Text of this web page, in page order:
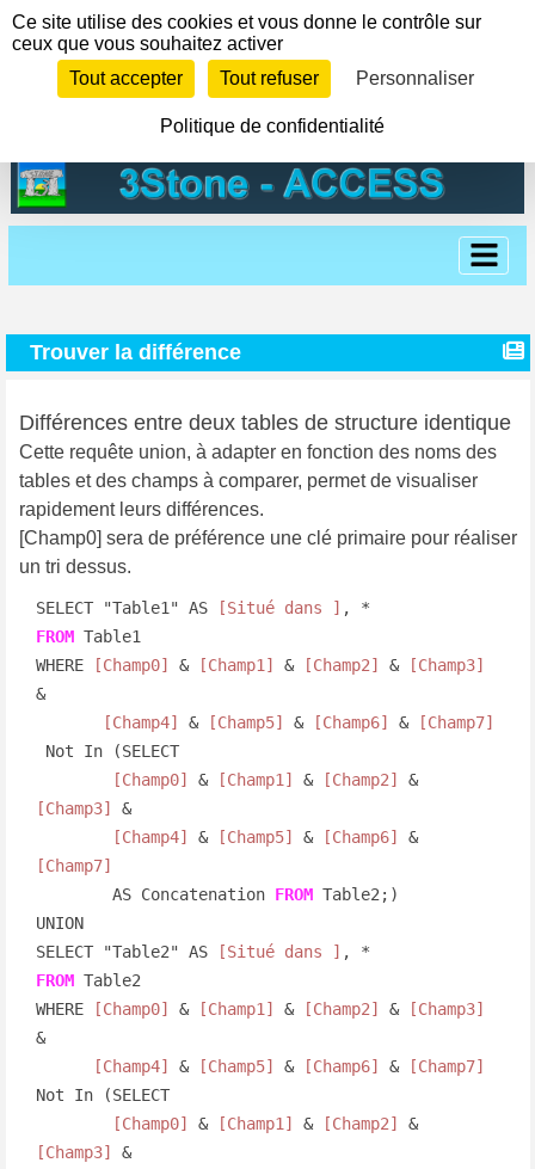
Trouver la différence
Différences entre deux tables de structure identique
Cette requête union, à adapter en fonction des noms des
tables et des champs à comparer, permet de visualiser
rapidement leurs différences.
[Champ0] sera de préférence une clé primaire pour réaliser
un tri dessus.
SELECT "Table1" AS [Situé dans ]
FROM Table1
WHERE
[Champ0] & [Champ1] & [Champ2] &
[Champ3]
&
[Champ4] & [Champ5] & [Champ6] &
[Champ7]
[Champ0] & [Champ1] & [Champ2]
&
[Champ3] &
[Champ4] & [Champ5] & [Champ6]
&
[Champ7]
        AS Concatenation
FROM Table2;)
UNION
SELECT "Table2" AS
[Situé dans ]
FROM Table2
WHERE
[Champ0] & [Champ1] & [Champ2] &
[Champ3]
&
[Champ4] & [Champ5] & [Champ6] &
[Champ7]
Not In (SELECT
[Champ0] & [Champ1] & [Champ2]
&
[Champ3] &
Panneau de gestion des cookies
Ce site utilise des cookies et vous donne le contrôle sur
ceux que vous souhaitez activer
Tout accepter
Tout refuser Personnaliser
Politique de confidentialité